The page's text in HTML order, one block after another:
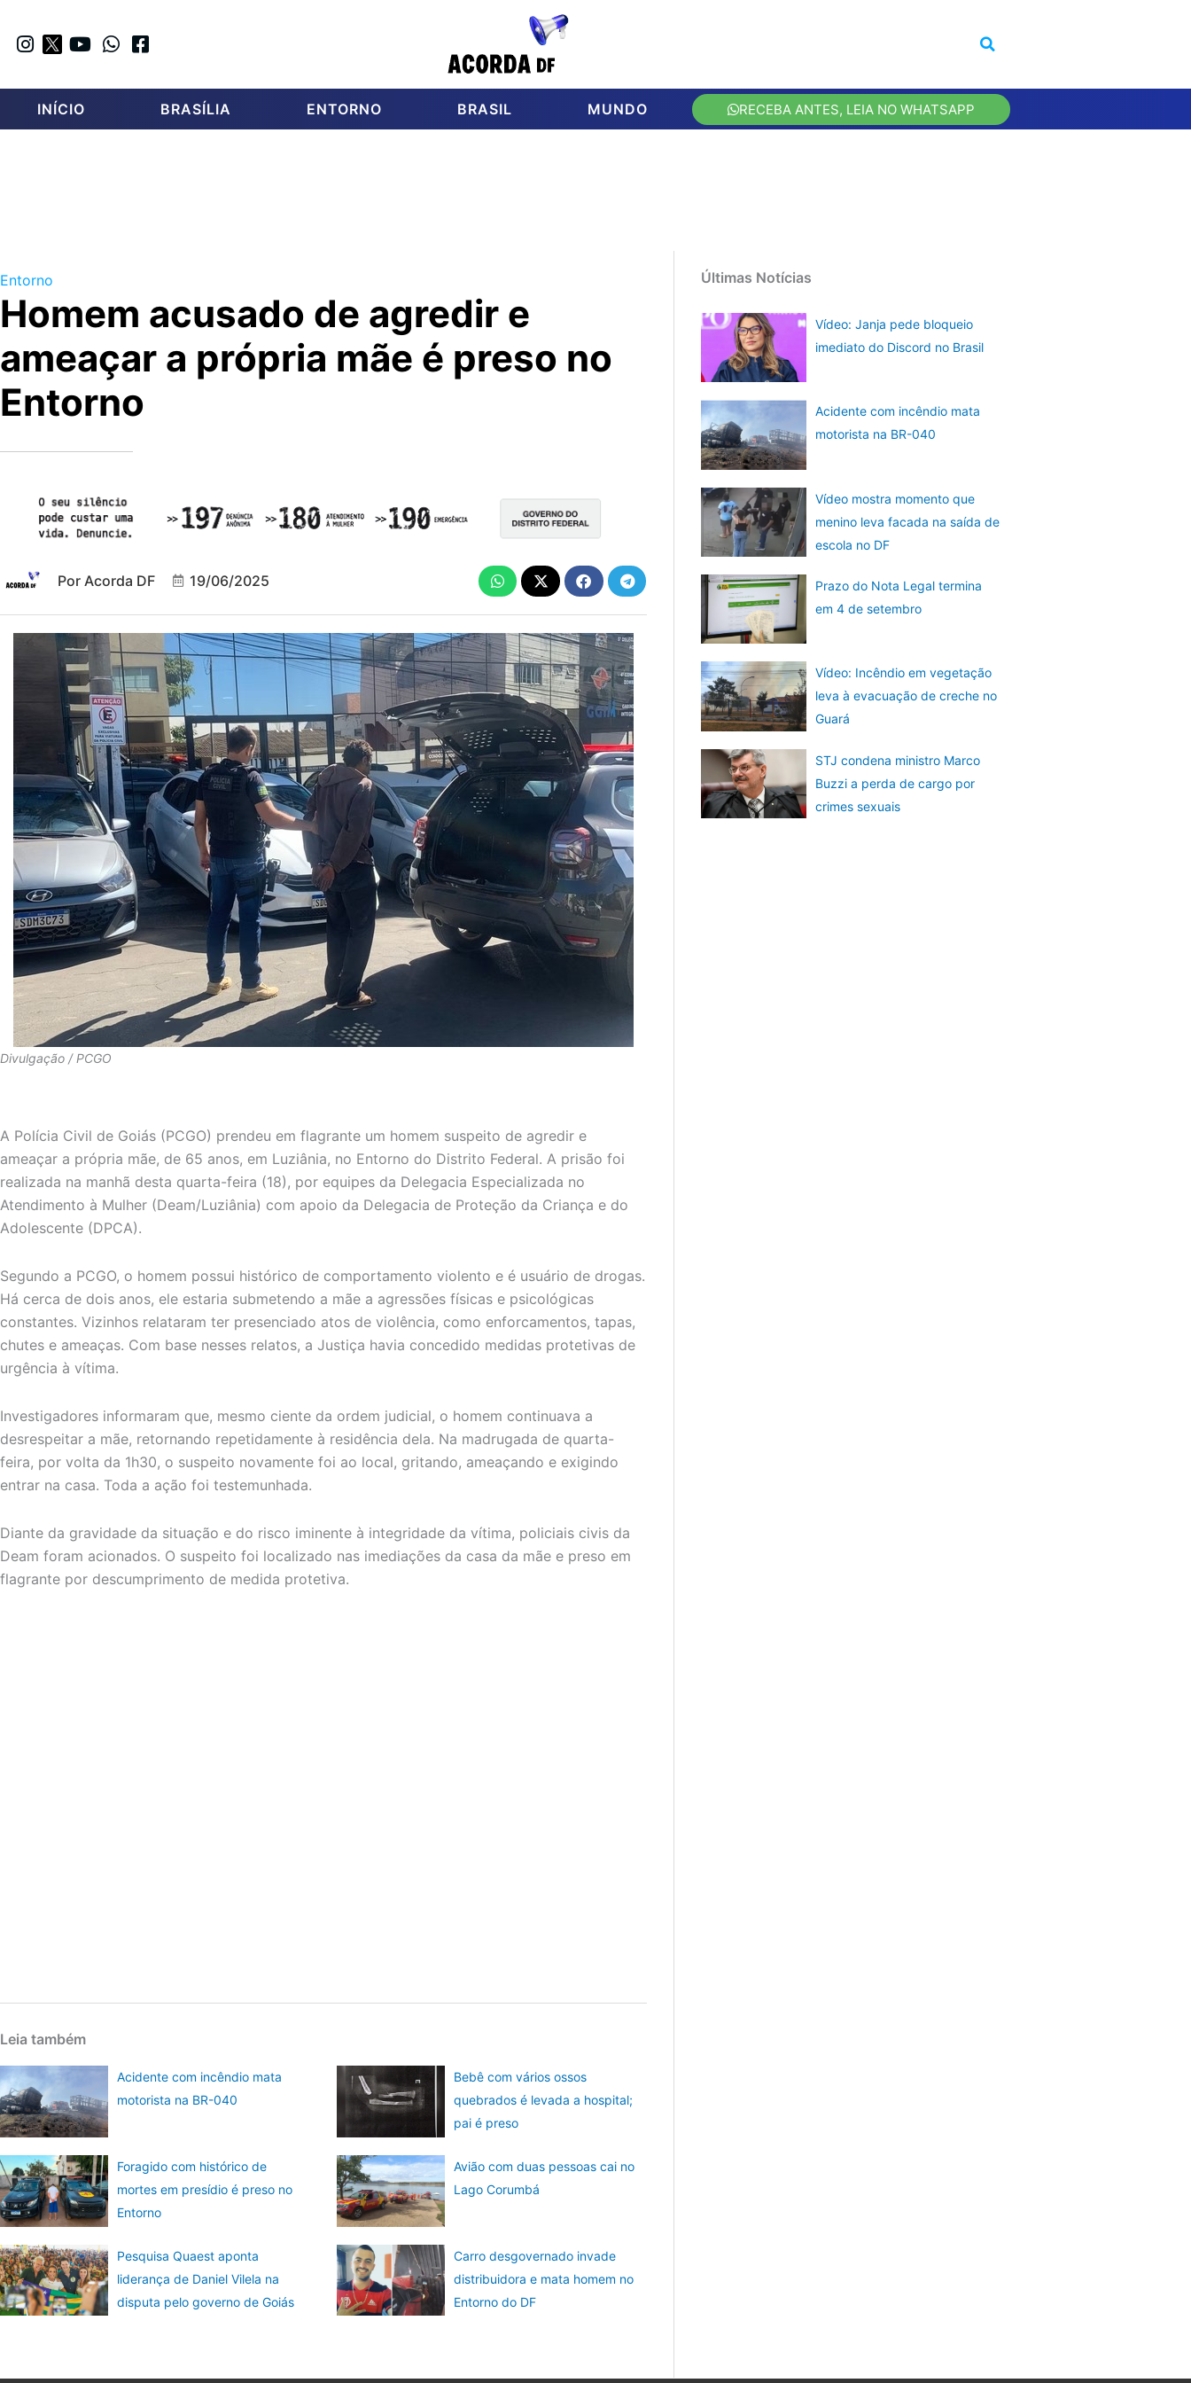
INÍCIO BRASÍLIA ENTORNO BRASIL MUNDO RECEBA ANTES, LEIA NO WHATSAPP
Entorno
Homem acusado de agredir e
ameaçar a própria mãe é preso no
Entorno
Por Acorda DF 19/06/2025
Divulgação / PCGO
A Polícia Civil de Goiás (PCGO) prendeu em flagrante um homem suspeito de agredir e
ameaçar a própria mãe, de 65 anos, em Luziânia, no Entorno do Distrito Federal. A prisão foi
realizada na manhã desta quarta-feira (18), por equipes da Delegacia Especializada no
Atendimento à Mulher (Deam/Luziânia) com apoio da Delegacia de Proteção da Criança e do
Adolescente (DPCA).
Segundo a PCGO, o homem possui histórico de comportamento violento e é usuário de drogas.
Há cerca de dois anos, ele estaria submetendo a mãe a agressões físicas e psicológicas
constantes. Vizinhos relataram ter presenciado atos de violência, como enforcamentos, tapas,
chutes e ameaças. Com base nesses relatos, a Justiça havia concedido medidas protetivas de
urgência à vítima.
Investigadores informaram que, mesmo ciente da ordem judicial, o homem continuava a
desrespeitar a mãe, retornando repetidamente à residência dela. Na madrugada de quarta-
feira, por volta da 1h30, o suspeito novamente foi ao local, gritando, ameaçando e exigindo
entrar na casa. Toda a ação foi testemunhada.
Diante da gravidade da situação e do risco iminente à integridade da vítima, policiais civis da
Deam foram acionados. O suspeito foi localizado nas imediações da casa da mãe e preso em
flagrante por descumprimento de medida protetiva.
Leia também
Acidente com incêndio mata
motorista na BR-040
Bebê com vários ossos
quebrados é levada a hospital;
pai é preso
Foragido com histórico de
mortes em presídio é preso no
Entorno
Avião com duas pessoas cai no
Lago Corumbá
Pesquisa Quaest aponta
liderança de Daniel Vilela na
disputa pelo governo de Goiás
Carro desgovernado invade
distribuidora e mata homem no
Entorno do DF
Últimas Notícias
Vídeo: Janja pede bloqueio
imediato do Discord no Brasil
Acidente com incêndio mata
motorista na BR-040
Vídeo mostra momento que
menino leva facada na saída de
escola no DF
Prazo do Nota Legal termina
em 4 de setembro
Vídeo: Incêndio em vegetação
leva à evacuação de creche no
Guará
STJ condena ministro Marco
Buzzi a perda de cargo por
crimes sexuais